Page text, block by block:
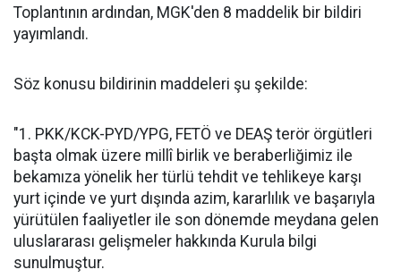
Toplantının ardından, MGK'den 8 maddelik bir bildiri
yayımlandı.
Söz konusu bildirinin maddeleri şu şekilde:
"1. PKK/KCK-PYD/YPG, FETÖ ve DEAŞ terör örgütleri
başta olmak üzere millî birlik ve beraberliğimiz ile
bekamıza yönelik her türlü tehdit ve tehlikeye karşı
yurt içinde ve yurt dışında azim, kararlılık ve başarıyla
yürütülen faaliyetler ile son dönemde meydana gelen
uluslararası gelişmeler hakkında Kurula bilgi
sunulmuştur.